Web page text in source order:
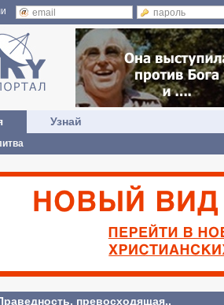
Узнай
превосходящая..